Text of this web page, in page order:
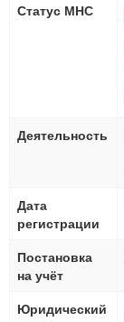
Статус МНС
Деятельность
Дата
регистрации
Постановка
на учёт
Юридический